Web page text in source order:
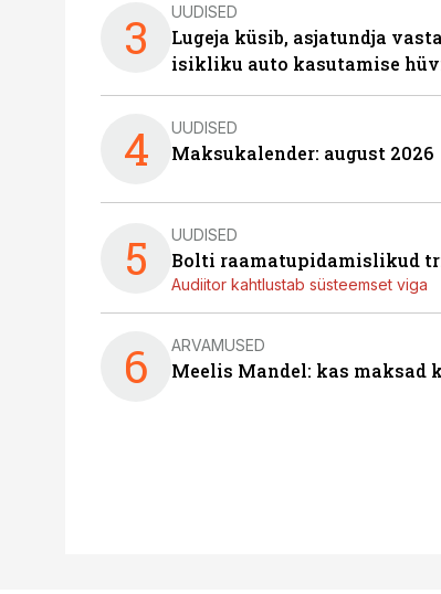
3 UUDISED
Lugeja küsib, asjatundja
isikliku auto kasutamise
4 UUDISED
Maksukalender: august 2026
5 UUDISED
Bolti raamatupidamislikud
Audiitor kahtlustab süsteemset viga
6 ARVAMUSED
Meelis Mandel: kas maksad